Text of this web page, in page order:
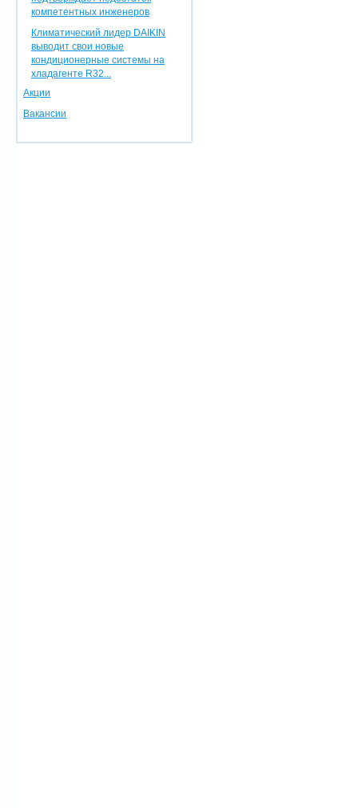
компетентных инженеров
Климатический лидер DAIKIN
выводит свои новые
кондиционерные системы на
хладагенте R32...
Акции
Вакансии